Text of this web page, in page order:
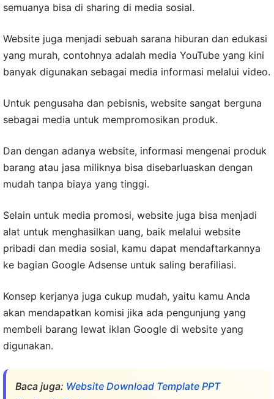
semuanya bisa di sharing di media sosial.
Website juga menjadi sebuah sarana hiburan dan edukasi
yang murah, contohnya adalah media YouTube yang kini
banyak digunakan sebagai media informasi melalui video.
Untuk pengusaha dan pebisnis, website sangat berguna
sebagai media untuk mempromosikan produk.
Dan dengan adanya website, informasi mengenai produk
barang atau jasa miliknya bisa disebarluaskan dengan
mudah tanpa biaya yang tinggi.
Selain untuk media promosi, website juga bisa menjadi
alat untuk menghasilkan uang, baik melalui website
pribadi dan media sosial, kamu dapat mendaftarkannya
ke bagian Google Adsense untuk saling berafiliasi.
Konsep kerjanya juga cukup mudah, yaitu kamu Anda
akan mendapatkan komisi jika ada pengunjung yang
membeli barang lewat iklan Google di website yang
digunakan.
Baca juga: Website Download Template PPT